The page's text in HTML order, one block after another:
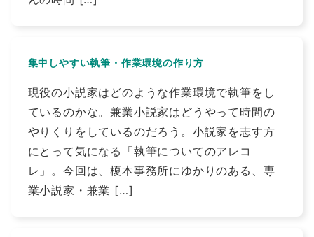
集中しやすい執筆・作業環境の作り方
現役の小説家はどのような作業環境で執筆をし
ているのかな。兼業小説家はどうやって時間の
やりくりをしているのだろう。小説家を志す方
にとって気になる「執筆についてのアレコ
レ」。今回は、榎本事務所にゆかりのある、専
業小説家・兼業 […]